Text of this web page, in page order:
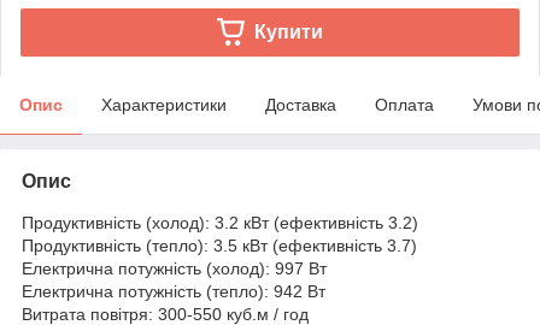
Купити
Опис Характеристики Доставка Оплата Умови
Опис
Продуктивність (холод): 3.2 кВт (ефективність 3.2)
Продуктивність (тепло): 3.5 кВт (ефективність 3.7)
Електрична потужність (холод): 997 Вт
Електрична потужність (тепло): 942 Вт
Витрата повітря: 300-550 куб.м / год